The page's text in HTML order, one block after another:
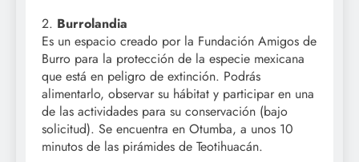
2. Burrolandia
Es un espacio creado por la Fundación Amigos de
Burro para la protección de la especie mexicana
que está en peligro de extinción. Podrás
alimentarlo, observar su hábitat y participar en una
de las actividades para su conservación (bajo
solicitud). Se encuentra en Otumba, a unos 10
minutos de las pirámides de Teotihuacán.